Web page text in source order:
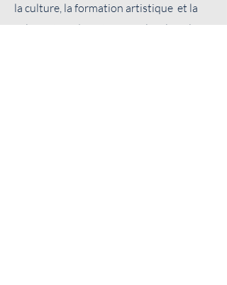
la culture, la formation artistique et la
valorisation du patrimoine local par le